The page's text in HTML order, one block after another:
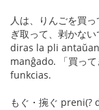
人は、りんごを買
ぎ取って、剥かな
diras la pli
manĝado. 「買っ
funkcias.
もぐ・捥ぐ